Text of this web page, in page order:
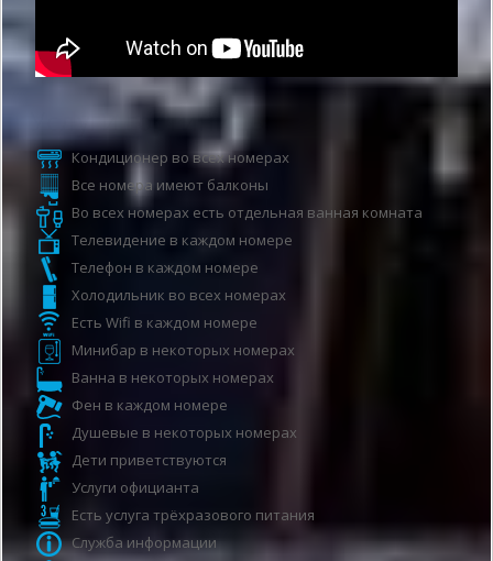
Услуги гостиницы
Кондиционер во всех номерах
Все номера имеют балконы
Во всех номерах есть отдельная ванная комната
Телевидение в каждом номере
Телефон в каждом номере
Холодильник во всех номерах
Есть Wifi в каждом номере
Минибар в некоторых номерах
Ванна в некоторых номерах
Фен в каждом номере
Душевые в некоторых номерах
Дети приветствуются
Услуги официанта
Есть услуга трёхразового питания
Служба информации